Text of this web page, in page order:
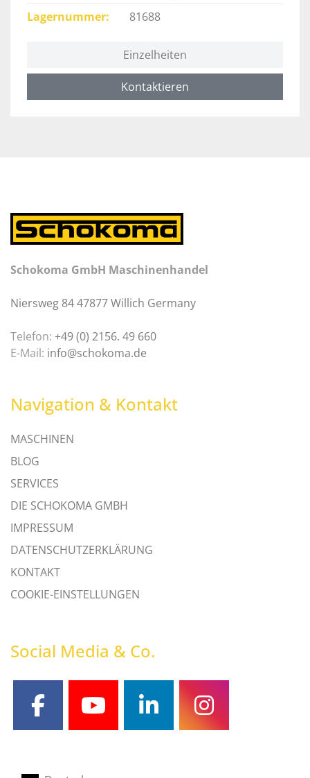
Lagernummer
81688
Einzelheiten
Kontaktieren
Schokoma GmbH Maschinenhandel
Niersweg 84 47877 Willich Germany
Telefon: +49 (0) 2156. 49 660
E-Mail: info@schokoma.de
Navigation & Kontakt
MASCHINEN
BLOG
SERVICES
DIE SCHOKOMA GMBH
IMPRESSUM
DATENSCHUTZERKLÄRUNG
KONTAKT
COOKIE-EINSTELLUNGEN
Social Media & Co.
facebookyoutubelinkedininstagram